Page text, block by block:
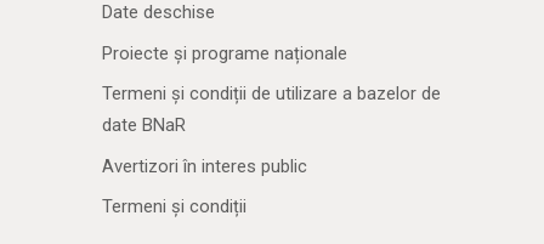
Date deschise
Proiecte și programe naționale
Termeni și condiții de utilizare a bazelor de
date BNaR
Avertizori în interes public
Termeni și condiții